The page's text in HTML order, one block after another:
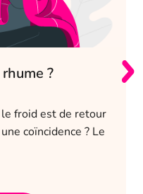
?
froid est de retour
coïncidence ? Le